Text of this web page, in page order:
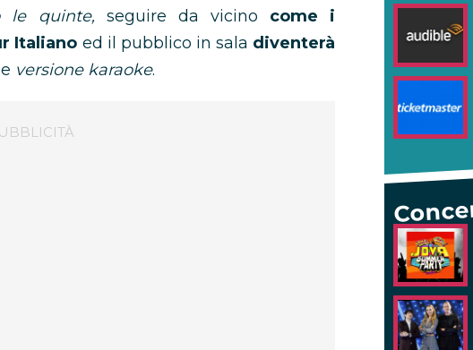
le quinte, seguire da vicino come i
Italiano ed il pubblico in sala diventerà
versione karaoke.